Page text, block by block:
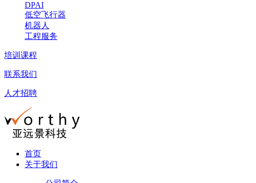
DPAI
低空飞行器
机器人
工程服务
培训课程
联系我们
人才招聘
首页
关于我们